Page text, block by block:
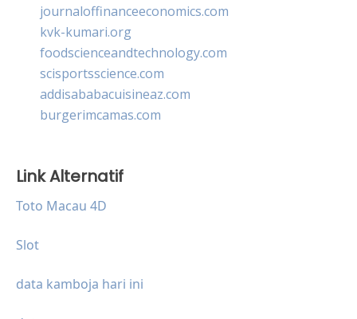
journaloffinanceeconomics.com
kvk-kumari.org
foodscienceandtechnology.com
scisportsscience.com
addisababacuisineaz.com
burgerimcamas.com
Link Alternatif
Toto Macau 4D
Slot
data kamboja hari ini